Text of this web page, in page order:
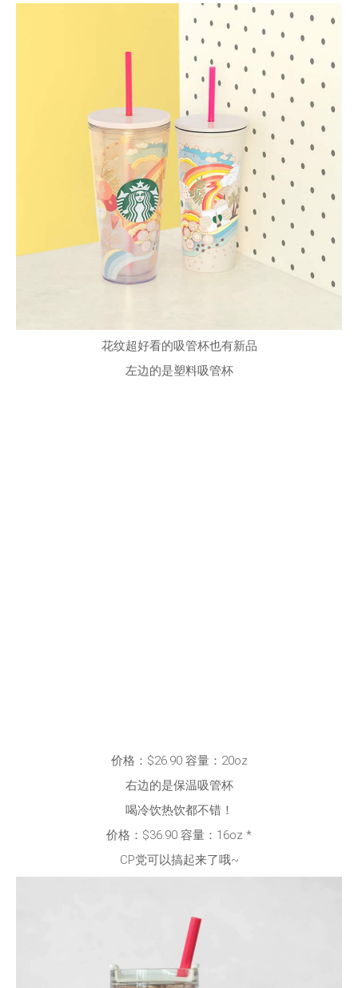
花纹超好看的吸管杯也有新品
左边的是塑料吸管杯
价格：$26.90 容量：20oz
右边的是保温吸管杯
喝冷饮热饮都不错！
价格：$36.90 容量：16oz *
CP党可以搞起来了哦~